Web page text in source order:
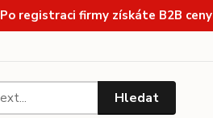
Po registraci firmy získáte B2B ceny
Hledat